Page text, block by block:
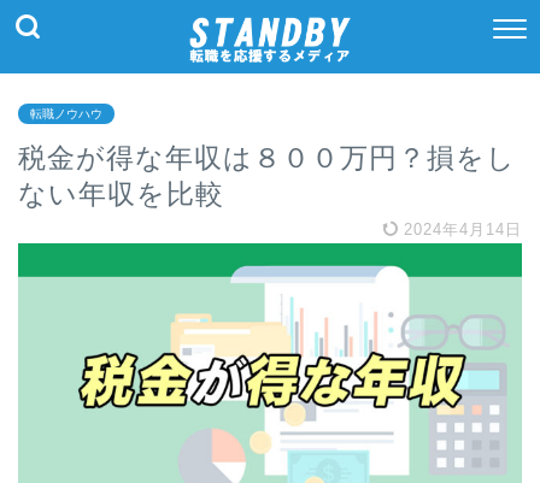
転職ノウハウ
税金が得な年収は８００万円？損をし
ない年収を比較
2024年4月14日